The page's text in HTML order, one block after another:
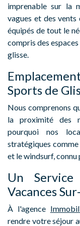
imprenable sur la
vagues et des
équipés de tout le
compris des
glisse.
Sports de
Nous comprenons
la proximité des
pourquoi nos
stratégiques
et le windsurf, connu
Un
Vacances
À l'agence
rendre votre séjour